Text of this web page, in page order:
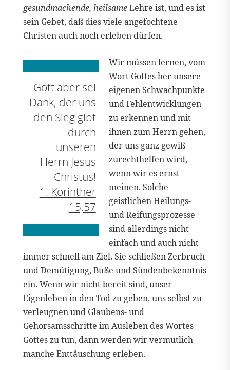
gesundmachende, heilsameLehre ist, und es ist
sein Gebet, daß dies viele angefochtene
Christen auch noch erleben dürfen.
Gott aber sei
Dank, der uns
den Sieg gibt
durch
unseren
Herrn Jesus
Christus!
1. Korinther
15,57
Wir müssen lernen, vom
Wort Gottes her unsere
eigenen Schwachpunkte
und Fehlentwicklungen
zu erkennen und mit
ihnen zum Herrn gehen,
der uns ganz gewiß
zurechthelfen wird,
wenn wir es ernst
meinen. Solche
geistlichen Heilungs-
und Reifungsprozesse
sind allerdings nicht
einfach und auch nicht
immer schnell am Ziel. Sie schließen Zerbruch
und Demütigung, Buße und Sündenbekenntnis
ein. Wenn wir nicht bereit sind, unser
Eigenleben in den Tod zu geben, uns selbst zu
verleugnen und Glaubens- und
Gehorsamsschritte im Ausleben des Wortes
Gottes zu tun, dann werden wir vermutlich
manche Enttäuschung erleben.